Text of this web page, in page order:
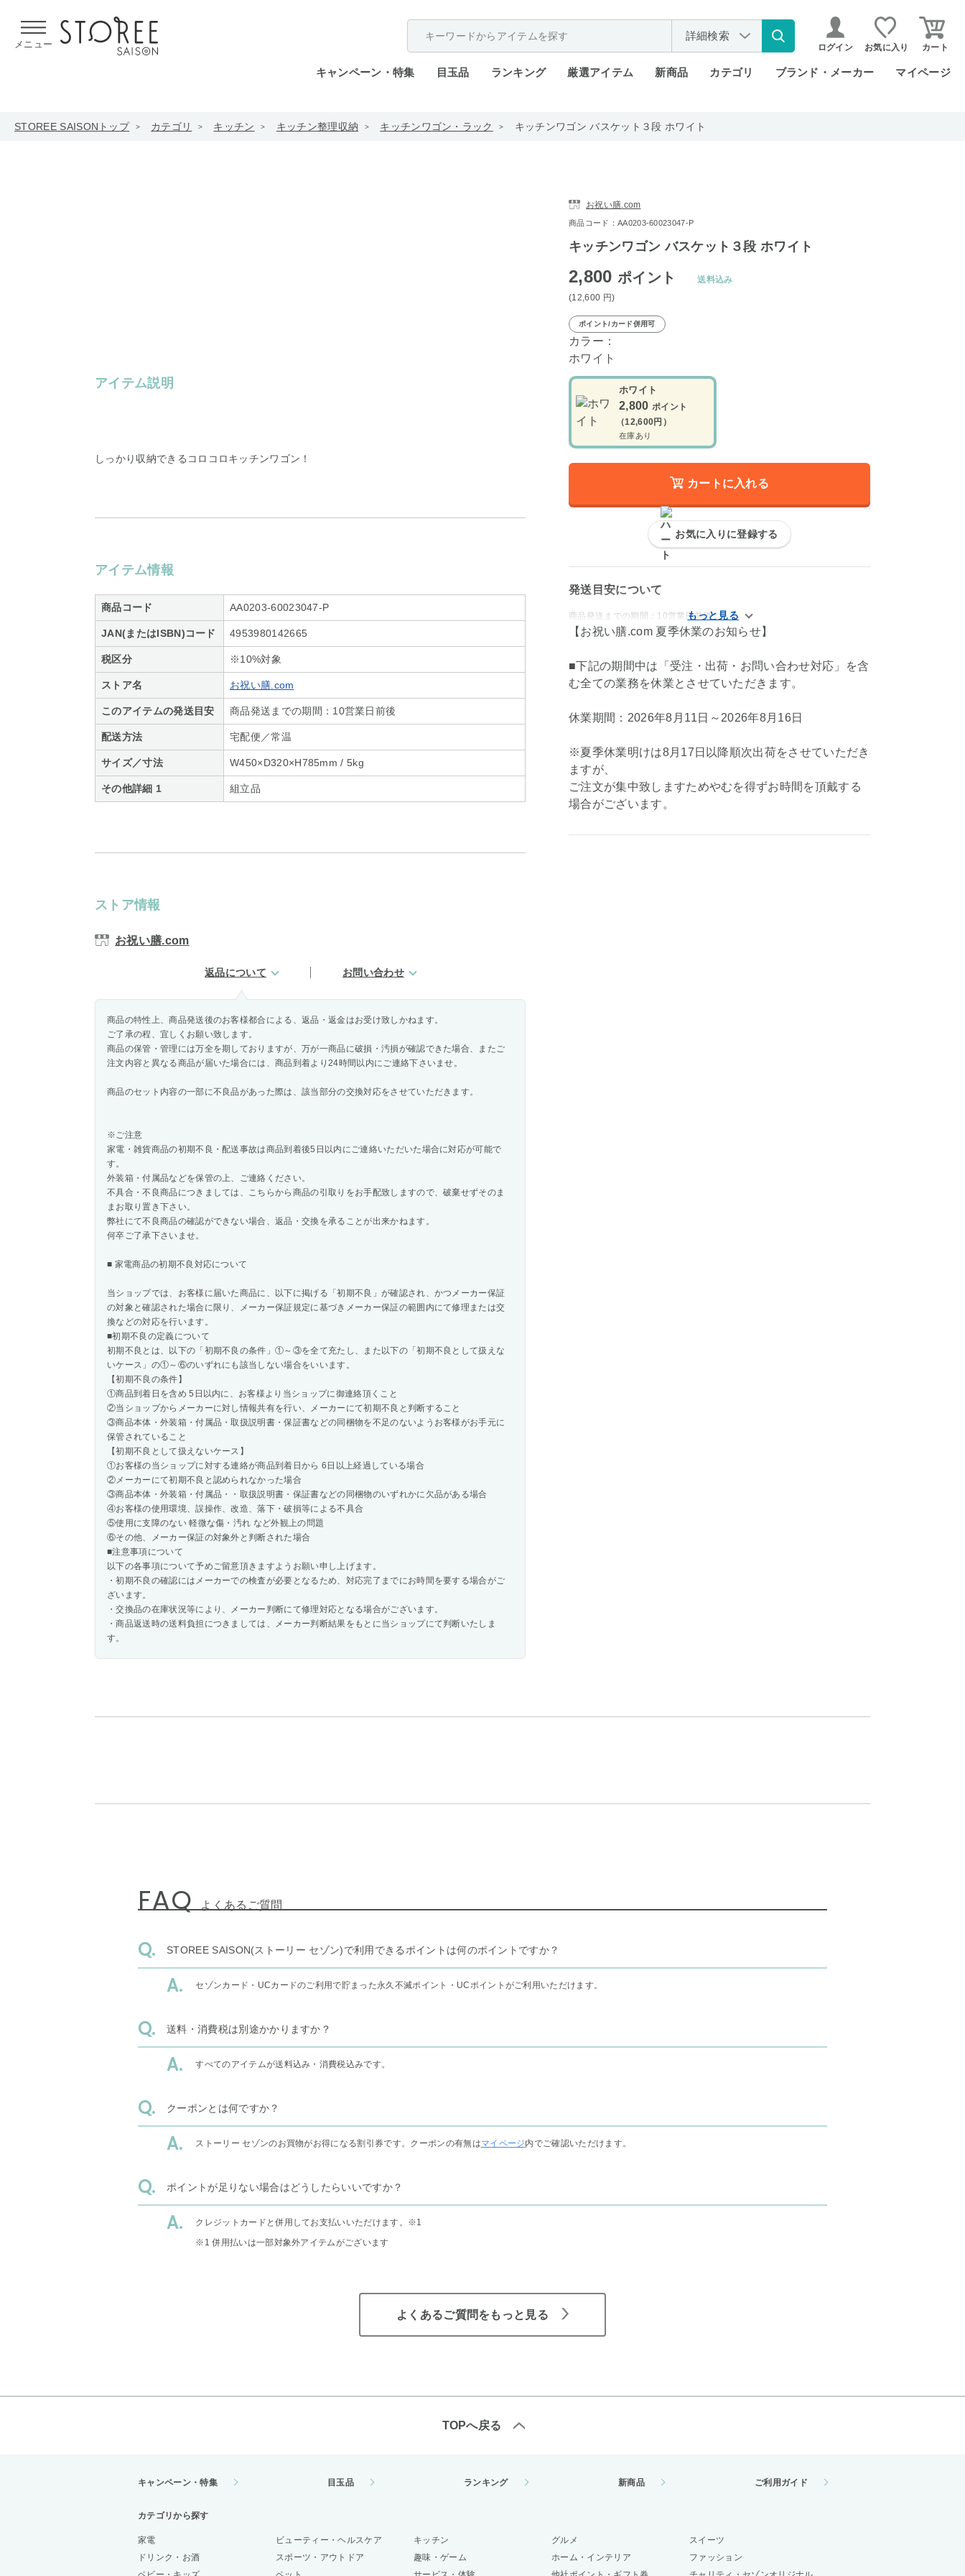
メニュー
詳細検索
ログイン お気に入り カート
キャンペーン・特集 目玉品 ランキング 厳選アイテム 新商品 カテゴリ ブランド・メーカー マイページ
STOREE SAISONトップ カテゴリ キッチン キッチン整理収納 キッチンワゴン・ラック キッチンワゴン バスケット３段 ホワイト
アイテム説明
しっかり収納できるコロコロキッチンワゴン！
アイテム情報
商品コード AA0203-60023047-P
JAN(またはISBN)コード 4953980142665
税区分 ※10%対象
ストア名 お祝い膳.com
このアイテムの発送目安 商品発送までの期間：10営業日前後
配送方法 宅配便／常温
サイズ／寸法 W450×D320×H785mm / 5kg
その他詳細 1 組立品
ストア情報
お祝い膳.com
返品について お問い合わせ
商品の特性上、商品発送後のお客様都合による、返品・返金はお受け致しかねます。
ご了承の程、宜しくお願い致します。
商品の保管・管理には万全を期しておりますが、万が一商品に破損・汚損が確認できた場合、またご
注文内容と異なる商品が届いた場合には、商品到着より24時間以内にご連絡下さいませ。
商品のセット内容の一部に不良品があった際は、該当部分の交換対応をさせていただきます。
※ご注意
家電・雑貨商品の初期不良・配送事故は商品到着後5日以内にご連絡いただいた場合に対応が可能で
す。
外装箱・付属品などを保管の上、ご連絡ください。
不具合・不良商品につきましては、こちらから商品の引取りをお手配致しますので、破棄せずそのま
まお取り置き下さい。
弊社にて不良商品の確認ができない場合、返品・交換を承ることが出来かねます。
何卒ご了承下さいませ。
■ 家電商品の初期不良対応について
当ショップでは、お客様に届いた商品に、以下に掲げる「初期不良」が確認され、かつメーカー保証
の対象と確認された場合に限り、メーカー保証規定に基づきメーカー保証の範囲内にて修理または交
換などの対応を行います。
■初期不良の定義について
初期不良とは、以下の「初期不良の条件」①～③を全て充たし、また以下の「初期不良として扱えな
いケース」の①～⑥のいずれにも該当しない場合をいいます。
【初期不良の条件】
①商品到着日を含め 5日以内に、お客様より当ショップに御連絡頂くこと
②当ショップからメーカーに対し情報共有を行い、メーカーにて初期不良と判断すること
③商品本体・外装箱・付属品・取扱説明書・保証書などの同梱物を不足のないようお客様がお手元に
保管されていること
【初期不良として扱えないケース】
①お客様の当ショップに対する連絡が商品到着日から 6日以上経過している場合
②メーカーにて初期不良と認められなかった場合
③商品本体・外装箱・付属品・・取扱説明書・保証書などの同梱物のいずれかに欠品がある場合
④お客様の使用環境、誤操作、改造、落下・破損等による不具合
⑤使用に支障のない 軽微な傷・汚れ など外観上の問題
⑥その他、メーカー保証の対象外と判断された場合
■注意事項について
以下の各事項について予めご留意頂きますようお願い申し上げます。
・初期不良の確認にはメーカーでの検査が必要となるため、対応完了までにお時間を要する場合がご
ざいます。
・交換品の在庫状況等により、メーカー判断にて修理対応となる場合がございます。
・商品返送時の送料負担につきましては、メーカー判断結果をもとに当ショップにて判断いたしま
す。
お祝い膳.com
商品コード：AA0203-60023047-P
キッチンワゴン バスケット３段 ホワイト
2,800 ポイント
(12,600 円)
送料込み
ポイント/カード併用可
カラー：
ホワイト
ホワイト
2,800 ポイント
（12,600円）
在庫あり
カートに入れる
お気に入りに登録する
発送目安について
商品発送までの期間：10営業日前後
【お祝い膳.com 夏季休業のお知らせ】
■下記の期間中は「受注・出荷・お問い合わせ対応」を含
む全ての業務を休業とさせていただきます。
休業期間：2026年8月11日～2026年8月16日
※夏季休業明けは8月17日以降順次出荷をさせていただき
ますが、
ご注文が集中致しますためやむを得ずお時間を頂戴する
場合がございます。
FAQ よくあるご質問
STOREE SAISON(ストーリー セゾン)で利用できるポイントは何のポイントですか？
セゾンカード・UCカードのご利用で貯まった永久不滅ポイント・UCポイントがご利用いただけます。
送料・消費税は別途かかりますか？
すべてのアイテムが送料込み・消費税込みです。
クーポンとは何ですか？
ストーリー セゾンのお買物がお得になる割引券です。クーポンの有無はマイページ内でご確認いただけます。
ポイントが足りない場合はどうしたらいいですか？
クレジットカードと併用してお支払いいただけます。 ※1
※1 併用払いは一部対象外アイテムがございます
よくあるご質問をもっと見る
TOPへ戻る
キャンペーン・特集 目玉品 ランキング 新商品 ご利用ガイド
カテゴリから探す
家電 ビューティー・ヘルスケア キッチン グルメ
スイーツ
ドリンク・お酒
スポーツ・アウトドア 趣味・ゲーム ホーム・インテリア
ファッション